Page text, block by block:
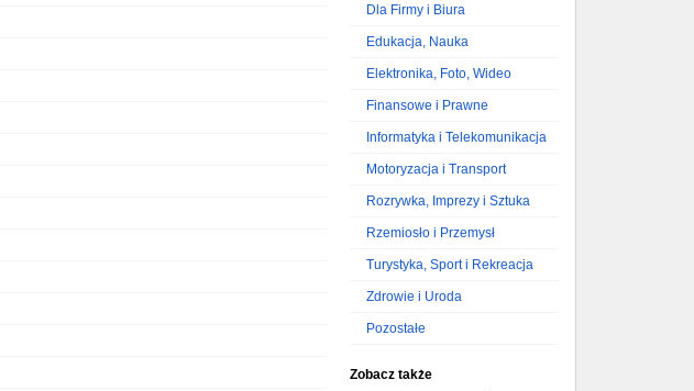
Dla Firmy i Biura
Edukacja, Nauka
Elektronika, Foto, Wideo
Finansowe i Prawne
Informatyka i Telekomunikacja
Motoryzacja i Transport
Rozrywka, Imprezy i Sztuka
Rzemiosło i Przemysł
Turystyka, Sport i Rekreacja
Zdrowie i Uroda
Pozostałe
Zobacz także